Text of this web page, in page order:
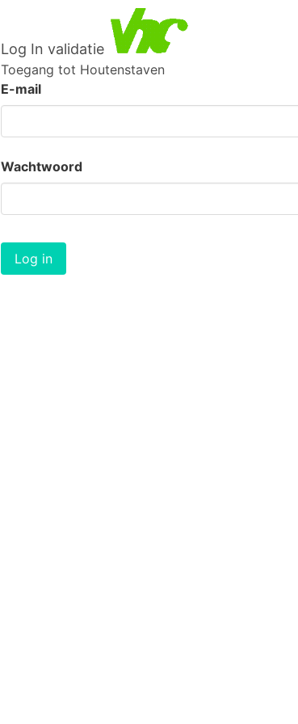
Log In validatie
Toegang tot Houtenstaven
E-mail
Wachtwoord